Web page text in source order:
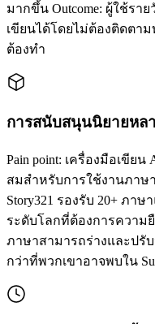
มากขึ้น Outcome: ผู้ใช้ร
เขียนได้โดยไม่ต้องติดตา
ต้องทำ
การสนับสนุนนิยายหล
Pain point: เครื่องมือเขีย
สมสำหรับการใช้งานภาษา
Story321 รองรับ 20+ ภา
ระดับโลกที่ต้องการความ
ภาษาสามารถร่างและปรั
กว่าที่พวกเขาอาจพบใน